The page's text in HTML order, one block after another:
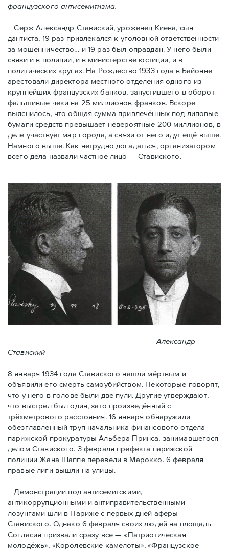
французского антисемитизма.
Серж Александр Ставиский, уроженец Киева, сын
дантиста, 19 раз привлекался к уголовной ответственности
за мошенничество… и 19 раз был оправдан. У него были
связи и в полиции, и в министерстве юстиции, и в
политических кругах. На Рождество 1933 года в Байoнне
арестовали директора местного отделения одного из
крупнейших французских банков, запустившего в оборот
фальшивые чеки на 25 миллионов франков. Вскоре
выяснилось, что общая сумма привлечённых под липовые
бумаги средств превышает невероятные 200 миллионов, в
деле участвует мэр города, a связи от него идут ещё выше.
Намного выше. Как нетрудно догадаться, организатором
всего дела назвали частное лицо — Ставиского.
Александр
Ставиский
8 января 1934 года Ставиского нашли мёртвым и
объявили его смерть самоубийством. Некоторые говорят,
что у него в голове были две пули. Другие утверждают,
что выстрел был один, зато произведённый с
трёхметровoго расстояния. 16 января обнаружили
обезглавленный труп начальника финансового отдела
парижской прокуратуры Альбера Принса, занимавшегося
делом Cтавиского. 3 февраля префекта парижской
полиции Жана Шаппе перевели в Марокко. 6 февраля
правые лиги вышли на улицы.
Демонстрации под антисемитскими,
антикоррупционными и антиправительственными
лозунгами шли в Париже с первых дней аферы
Ставиского. Однако 6 февраля своих людей на площадь
Согласия призвали сразу все — «Патриотическая
молодёжь», «Королевские камелоты», «Французское